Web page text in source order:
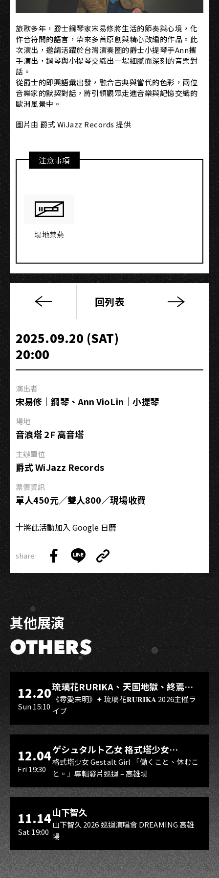
旅歐多年，爵士鋼琴家宋易修將生活的節奏與心境，化
作音符間的語言，帶來多首原創與精心改編的作品。此
次演出，邀請活躍於台灣演奏圈的爵士小提琴手Ann攜
手演出，鋼琴與小提琴交織出一場細膩而深刻的音樂對
話。
從爵士的即興語彙出發，融合古典與當代的色彩，兩位
音樂家的默契對話，將引領觀眾走進音樂與記憶交織的
歐洲風景中。
圖片由 爵式 WiJazz Records 提供
注意事項
場地禁菸
elsewhere…
Ester
Wiesnerova
&
Julian
回列表
2025.09.20 (SAT)
20:00
演出者
宋易修｜鋼琴、Ann VioLin｜小提琴
場地
音浪塔 2F 高音塔
主辦單位
爵式 WiJazz Records
票價資訊
單人450元／雙人800／現場收費
將此活動加入 Google 日曆
share:
on
Facebook
on
LINE
Link
Copy
Link
其他展演
OTHERS
LIVE WAREHOUSE 小庫
12.20
Sun 15:10
琉璃花RURIKA、天国地獄、終焉
Rebirth、DUALIA、無我夢中、花奏
スマイル（O.A.）
《尋愛未明》✦ 琉璃花𝐑𝐔𝐑𝐈𝐊𝐀 2026主催ラ
イブ
LIVE WAREHOUSE 小庫
12.04
Fri 19:30
ゲシュタルト乙女 格式塔少女
Gestalt Girl
格式塔少女 Gestalt Girl 「働くこと、休むこ
と。」專輯發片巡迴 – 高雄場
11.14
Sat 19:00
山下智久
山下智久 2026 巡迴演唱會 DREAMING 高雄
場